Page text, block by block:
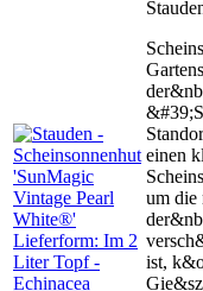
einen
um die
ist,